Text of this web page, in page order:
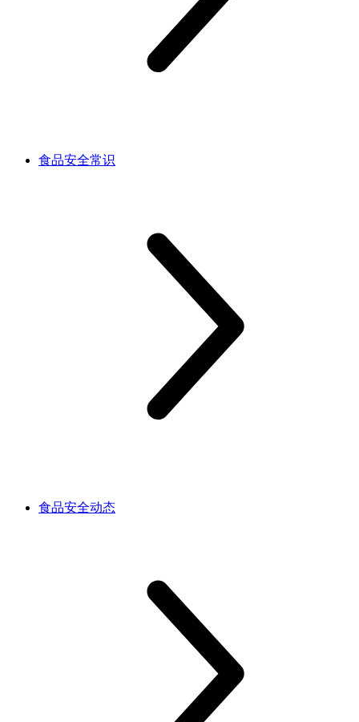
食品安全常识
食品安全动态